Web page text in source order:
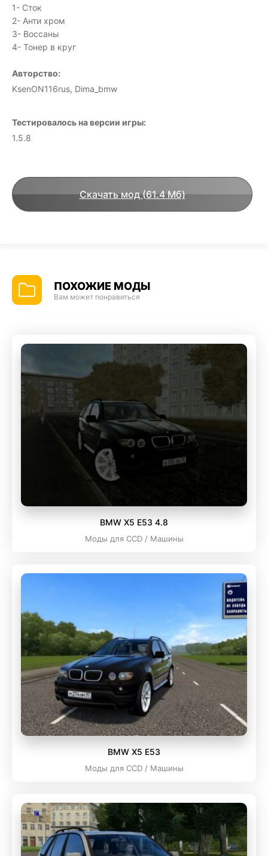
1- Сток
2- Анти хром
3- Воссаны
4- Тонер в круг
Авторство:
KsenON116rus, Dima_bmw
Тестировалось на версии игры:
1.5.8
Скачать мод (61.4 Мб)
ПОХОЖИЕ МОДЫ
Вам может понравиться
BMW X5 E53 4.8
Моды для CCD / Машины
BMW X5 E53
Моды для CCD / Машины